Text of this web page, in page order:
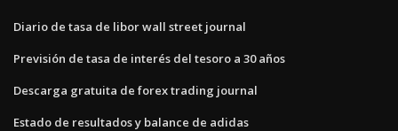
Diario de tasa de libor wall street journal
Previsión de tasa de interés del tesoro a 30 años
Descarga gratuita de forex trading journal
Estado de resultados y balance de adidas